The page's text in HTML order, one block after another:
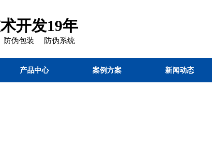
开发19年
伪包装 防伪系统
产品中心 案例方案 新闻动态